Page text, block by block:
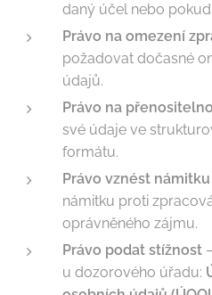
daný účel nebo
Právo na omezení
požadovat dočasné
údajů.
Právo na
své údaje ve
formátu.
Právo vznést námitku
námitku proti
oprávněného zájmu.
Právo podat stížnost
u dozorového úřadu: